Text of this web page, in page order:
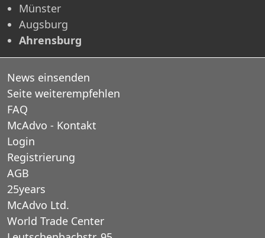
Münster
Augsburg
Ahrensburg
News einsenden
Seite weiterempfehlen
FAQ
McAdvo - Kontakt
Login
Registrierung
AGB
25years
McAdvo Ltd.
World Trade Center